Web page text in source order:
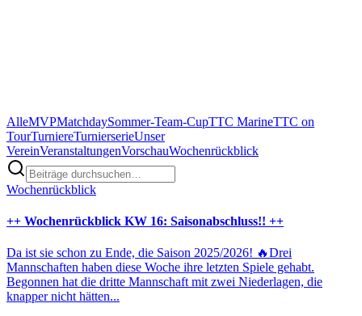
AlleMVPMatchdaySommer-Team-CupTTC MarineTTC on
TourTurniereTurnierserieUnser
VereinVeranstaltungenVorschauWochenrückblick
Wochenrückblick
++ Wochenrückblick KW 16: Saisonabschluss!! ++
Da ist sie schon zu Ende, die Saison 2025/2026! 🔥Drei
Mannschaften haben diese Woche ihre letzten Spiele gehabt.
Begonnen hat die dritte Mannschaft mit zwei Niederlagen, die
knapper nicht hätten...